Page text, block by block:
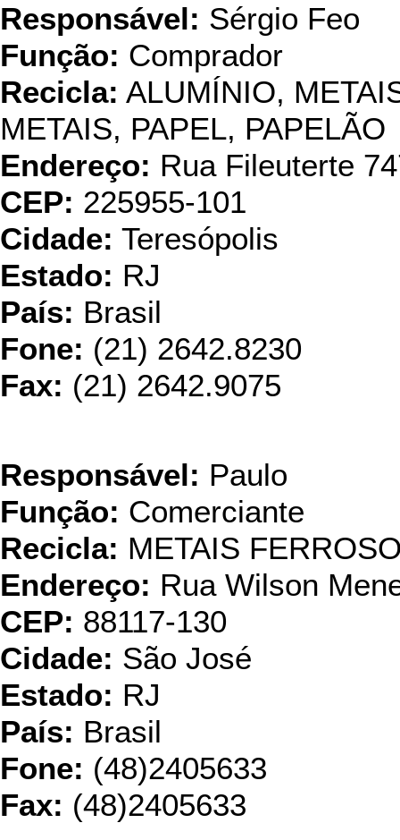
Responsável: Sérgio Feo
Função: Comprador
Recicla: ALUMÍNIO,
METAIS, PAPEL, PAPELÃO
Endereço: Rua Fileuterte
CEP: 225955-101
Cidade: Teresópolis
Estado: RJ
País: Brasil
Fone: (21) 2642.8230
Fax: (21) 2642.9075
Responsável: Paulo
Função: Comerciante
Recicla: METAIS
Endereço: Rua Wilson
CEP: 88117-130
Cidade: São José
Estado: RJ
País: Brasil
Fone: (48)2405633
Fax: (48)2405633